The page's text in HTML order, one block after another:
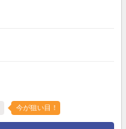
今が狙い目！